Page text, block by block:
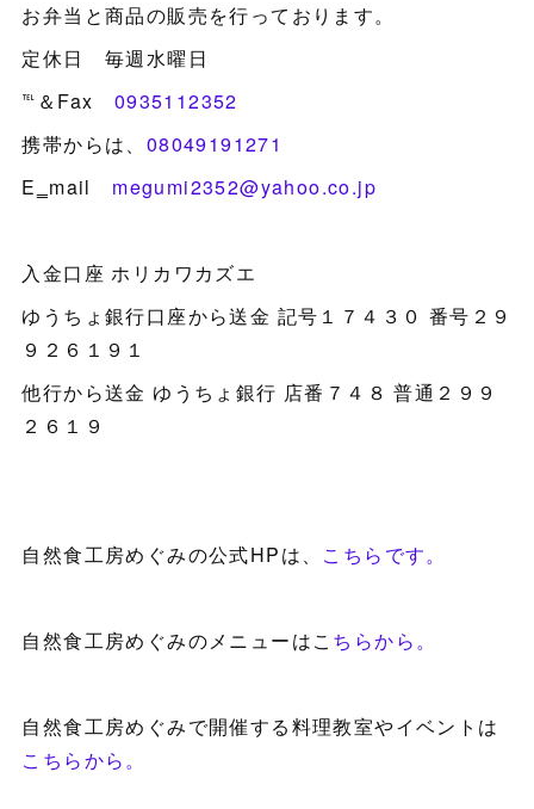
お弁当と商品の販売を行っております。
定休日 毎週水曜日
℡＆Fax 0935112352
携帯からは、 08049191271
E‗mail megumi2352@yahoo.co.jp
入金口座 ホリカワカズエ
ゆうちょ銀行口座から送金 記号１７４３０ 番号２９
９２６１９１
他行から送金 ゆうちょ銀行 店番７４８ 普通２９９
２６１９
自然食工房めぐみの公式HPは、 こちらです。
自然食工房めぐみのメニューはこ ちらから。
自然食工房めぐみで開催する料理教室やイベントは
こちらから。